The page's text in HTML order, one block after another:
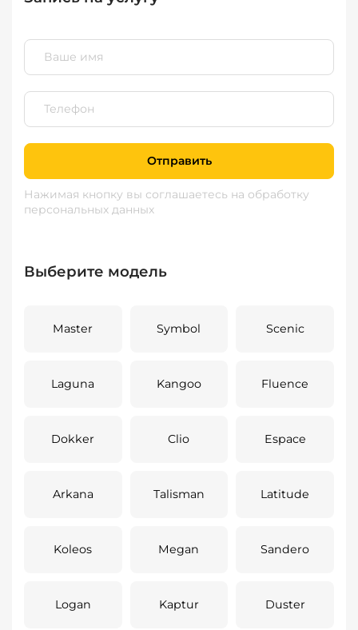
Отправить
Нажимая кнопку вы соглашаетесь на обработку
персональных данных
Выберите модель
Master Symbol Scenic
Laguna Kangoo Fluence
Dokker Clio Espace
Arkana Talisman Latitude
Koleos Megan Sandero
Logan Kaptur Duster